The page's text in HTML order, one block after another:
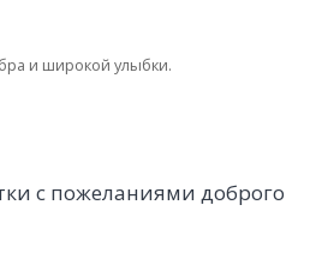
и широкой улыбки.